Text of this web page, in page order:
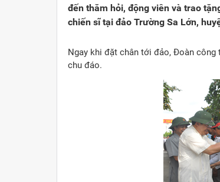
đến thăm hỏi, động viên và trao
chiến sĩ tại đảo Trường Sa Lớn,
Ngay khi đặt chân tới đảo, Đoàn
chu đáo.